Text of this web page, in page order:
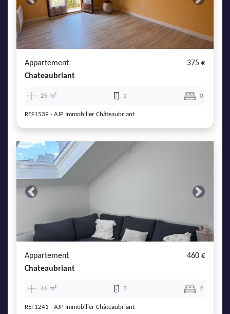
Previous Next
Appartement
375 €
Chateaubriant
29 m² 1 0
REF1539 - AJP Immobilier Châteaubriant
Previous Next
Appartement
460 €
Chateaubriant
46 m² 3 2
REF1241 - AJP Immobilier Châteaubriant